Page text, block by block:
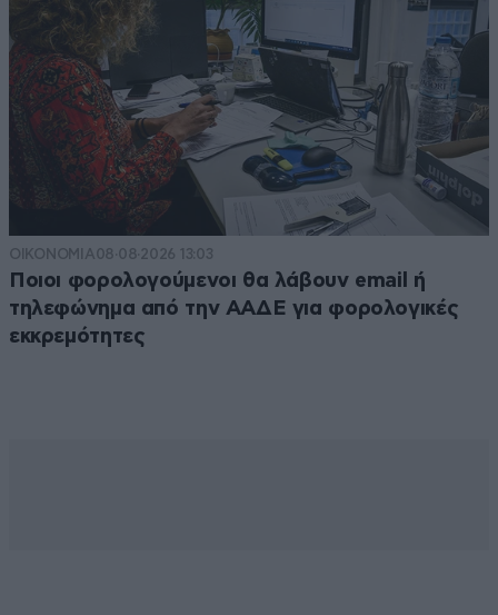
ΟΙΚΟΝΟΜΙΑ08·08·2026 13:03
Ποιοι φορολογούμενοι θα λάβουν email ή
τηλεφώνημα από την ΑΑΔΕ για φορολογικές
εκκρεμότητες